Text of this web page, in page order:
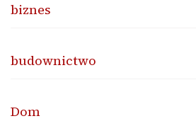
biznes
budownictwo
Dom